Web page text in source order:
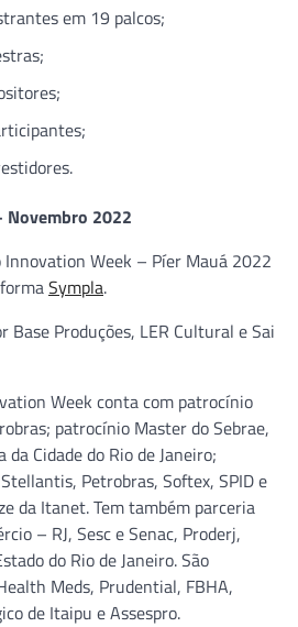
em 19 palcos;
Novembro 2022
Innovation Week – Píer Mauá 2022
Sympla.
Base Produções, LER Cultural e Sai
Week conta com patrocínio
patrocínio Master do Sebrae,
da Cidade do Rio de Janeiro;
Petrobras, Softex, SPID e
da Itanet. Tem também parceria
– RJ, Sesc e Senac, Proderj,
do Rio de Janeiro. São
Meds, Prudential, FBHA,
de Itaipu e Assespro.